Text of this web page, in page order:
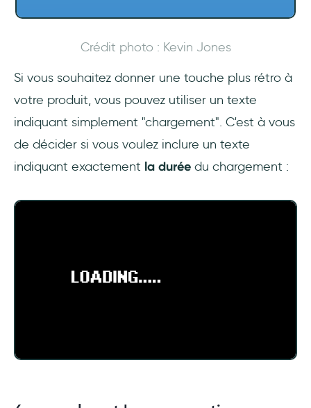
Crédit photo : Kevin Jones
Si vous souhaitez donner une touche plus rétro à
votre produit, vous pouvez utiliser un texte
indiquant simplement "chargement". C'est à vous
de décider si vous voulez inclure un texte
indiquant exactement la durée du chargement :